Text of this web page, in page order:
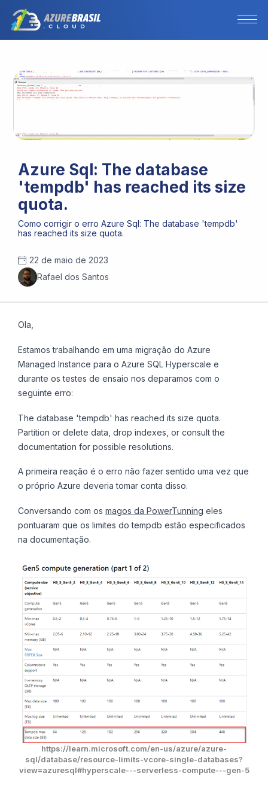
Azure Sql: The database
'tempdb' has reached its size
quota.
Como corrigir o erro Azure Sql: The database 'tempdb'
has reached its size quota.
22 de maio de 2023
Rafael dos Santos
Ola,
Estamos trabalhando em uma migração do Azure
Managed Instance para o Azure SQL Hyperscale e
durante os testes de ensaio nos deparamos com o
seguinte erro:
The database 'tempdb' has reached its size quota.
Partition or delete data, drop indexes, or consult the
documentation for possible resolutions.
A primeira reação é o erro não fazer sentido uma vez que
o próprio Azure deveria tomar conta disso.
Conversando com os magos da PowerTunning eles
pontuaram que os limites do tempdb estão especificados
na documentação.
https://learn.microsoft.com/en-us/azure/azure-
sql/database/resource-limits-vcore-single-databases?
view=azuresql#hyperscale---serverless-compute---gen-5